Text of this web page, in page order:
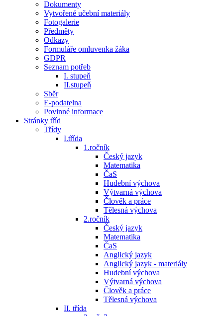
Dokumenty
Vytvořené učební materiály
Fotogalerie
Předměty
Odkazy
Formuláře omluvenka žáka
GDPR
Seznam potřeb
I. stupeň
II.stupeň
Sběr
E-podatelna
Povinné informace
Stránky tříd
Třídy
I.třída
1.ročník
Český jazyk
Matematika
ČaS
Hudební výchova
Výtvarná výchova
Člověk a práce
Tělesná výchova
2.ročník
Český jazyk
Matematika
ČaS
Anglický jazyk
Anglický jazyk - materiály
Hudební výchova
Výtvarná výchova
Člověk a práce
Tělesná výchova
II. třída